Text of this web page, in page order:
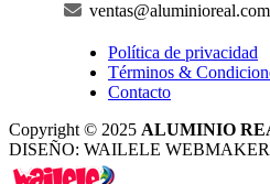
Política de privacidad
Términos &
Contacto
Copyright © 2025 ALUMINIO
DISEÑO: WAILELE